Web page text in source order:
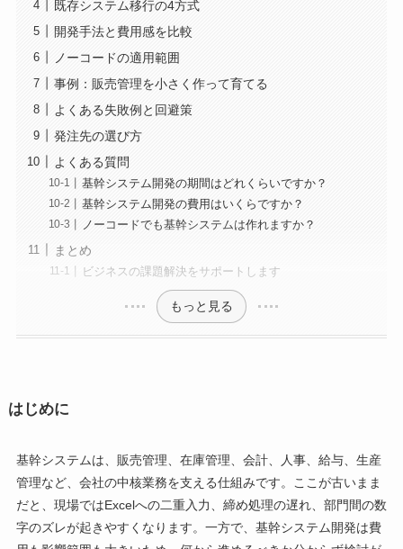
既存システム移行の4方式
開発手法と費用感を比較
ノーコードの適用範囲
事例：販売管理を小さく作って育てる
よくある失敗例と回避策
発注先の選び方
よくある質問
基幹システム開発の期間はどれくらいですか？
基幹システム開発の費用はいくらですか？
ノーコードでも基幹システムは作れますか？
まとめ
ビジネスの課題解決をサポートします
もっと見る
はじめに
基幹システムは、販売管理、在庫管理、会計、人事、給与、生産
管理など、会社の中核業務を支える仕組みです。ここが古いまま
だと、現場ではExcelへの二重入力、締め処理の遅れ、部門間の数
字のズレが起きやすくなります。一方で、基幹システム開発は費